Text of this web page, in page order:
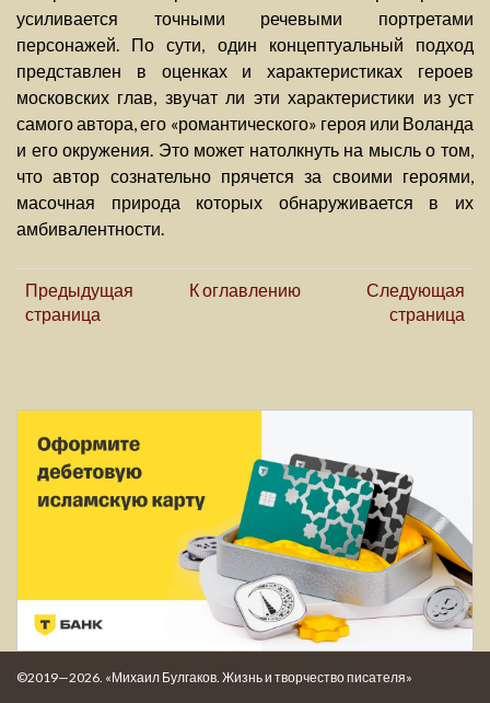
усиливается точными речевыми портретами
персонажей. По сути, один концептуальный подход
представлен в оценках и характеристиках героев
московских глав, звучат ли эти характеристики из уст
самого автора, его «романтического» героя или Воланда
и его окружения. Это может натолкнуть на мысль о том,
что автор сознательно прячется за своими героями,
масочная природа которых обнаруживается в их
амбивалентности.
Предыдущая
страница
К оглавлению
Следующая
страница
©2019—2026. «Михаил Булгаков. Жизнь и творчество писателя»